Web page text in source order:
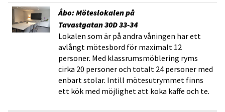
Åbo: Möteslokalen på
Tavastgatan 30D 33-34
Lokalen som är på andra våningen har ett
avlångt mötesbord för maximalt 12
personer. Med klassrumsmöblering ryms
cirka 20 personer och totalt 24 personer med
enbart stolar. Intill mötesutrymmet finns
ett kök med möjlighet att koka kaffe och te.